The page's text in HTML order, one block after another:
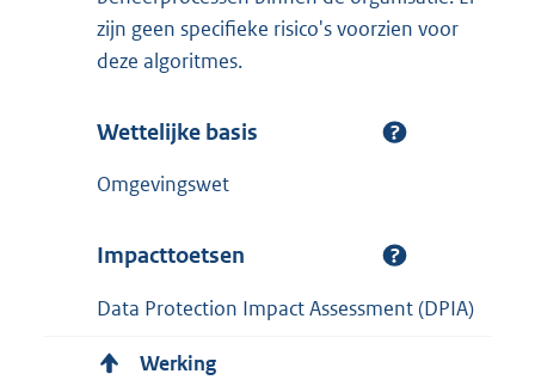
zijn geen specifieke risico's voorzien voor
deze algoritmes.
Wettelijke basis
Omgevingswet
Impacttoetsen
Data Protection Impact Assessment (DPIA)
Werking